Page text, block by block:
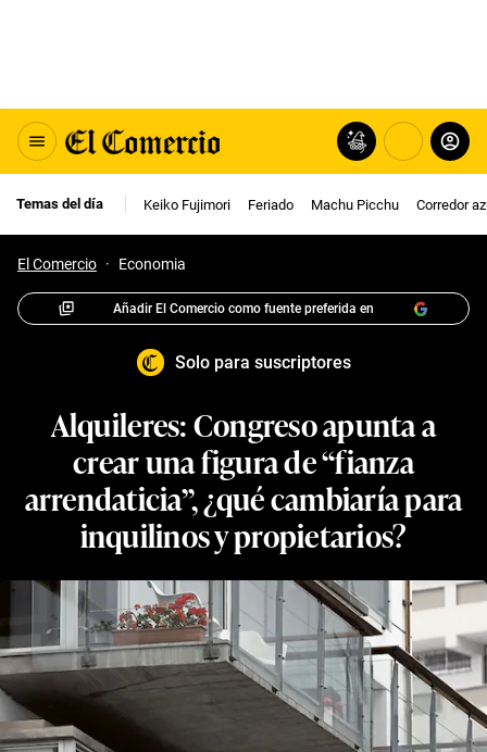
Temas del día Keiko Fujimori Feriado Machu Picchu Corredor
El Comercio · Economia
Añadir El Comercio como fuente preferida en
Solo para suscriptores
Alquileres: Congreso apunta a
crear una figura de “fianza
arrendaticia”, ¿qué cambiaría para
inquilinos y propietarios?